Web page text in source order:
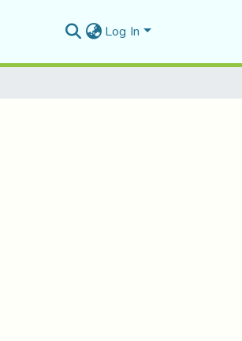
Log In